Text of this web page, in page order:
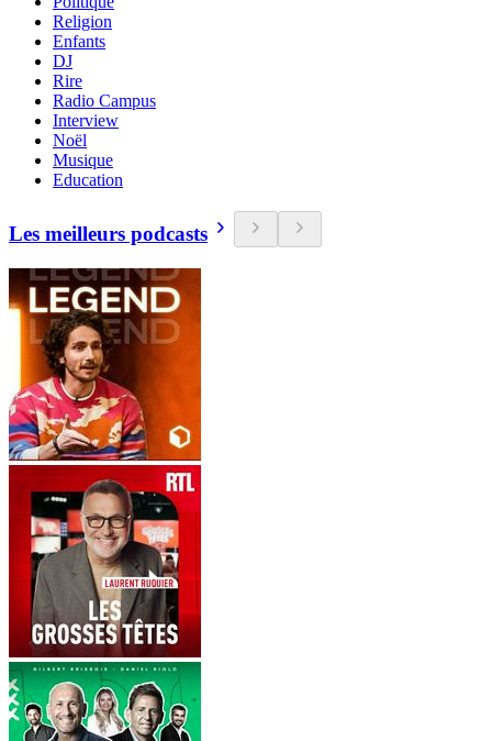
Religion
Enfants
DJ
Rire
Radio Campus
Interview
Noël
Musique
Education
Les meilleurs podcasts